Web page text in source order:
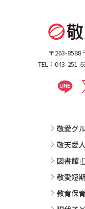
〒263-8588
TEL：043-251-
敬愛グ
敬天愛
図書館
敬愛短
教育保